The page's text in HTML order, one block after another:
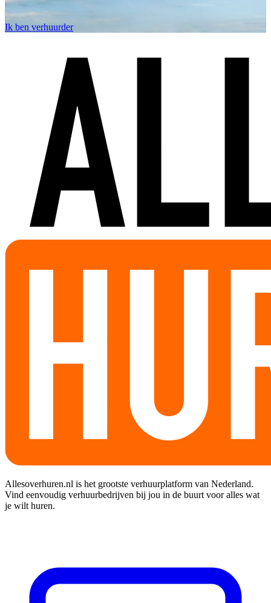
Ik ben verhuurder
Allesoverhuren.nl is het grootste verhuurplatform van Nederland.
Vind eenvoudig verhuurbedrijven bij jou in de buurt voor alles wat
je wilt huren.